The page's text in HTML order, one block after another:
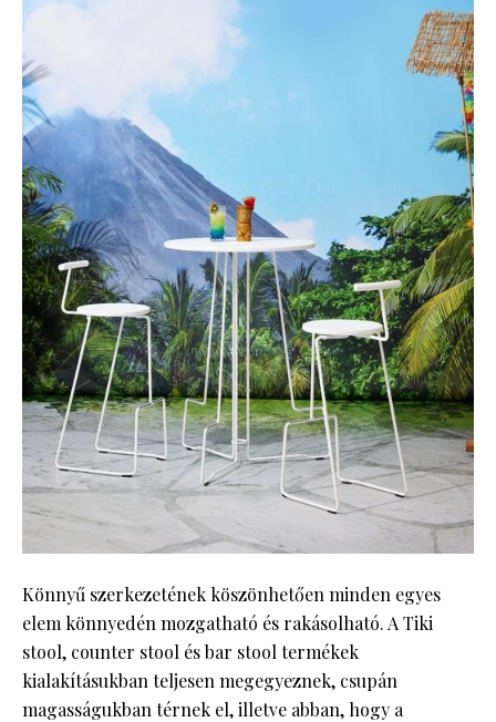
Könnyű szerkezetének köszönhetően minden egyes
elem könnyedén mozgatható és rakásolható. A Tiki
stool, counter stool és bar stool termékek
kialakításukban teljesen megegyeznek, csupán
magasságukban térnek el, illetve abban, hogy a